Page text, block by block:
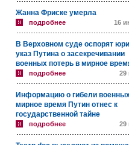
Жанна Фриске умерла
подробнее 16
В Верховном суде оспорят
указ Путина о засекречивании
военных потерь в мирное
подробнее 29
Информацию о гибели
мирное время Путин отнес к
государственной тайне
подробнее 29